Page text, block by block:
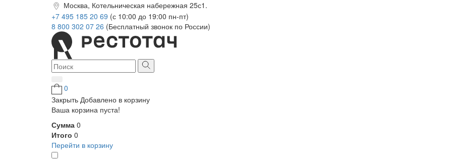
Москва, Котельническая набережная 25с1.
+7 495 185 20 69 (с 10:00 до 19:00 пн-пт)
8 800 302 07 26 (Бесплатный звонок по России)
0
Закрыть Добавлено в корзину
Ваша корзина пуста!
Сумма 0
Итого 0
Перейти в корзину